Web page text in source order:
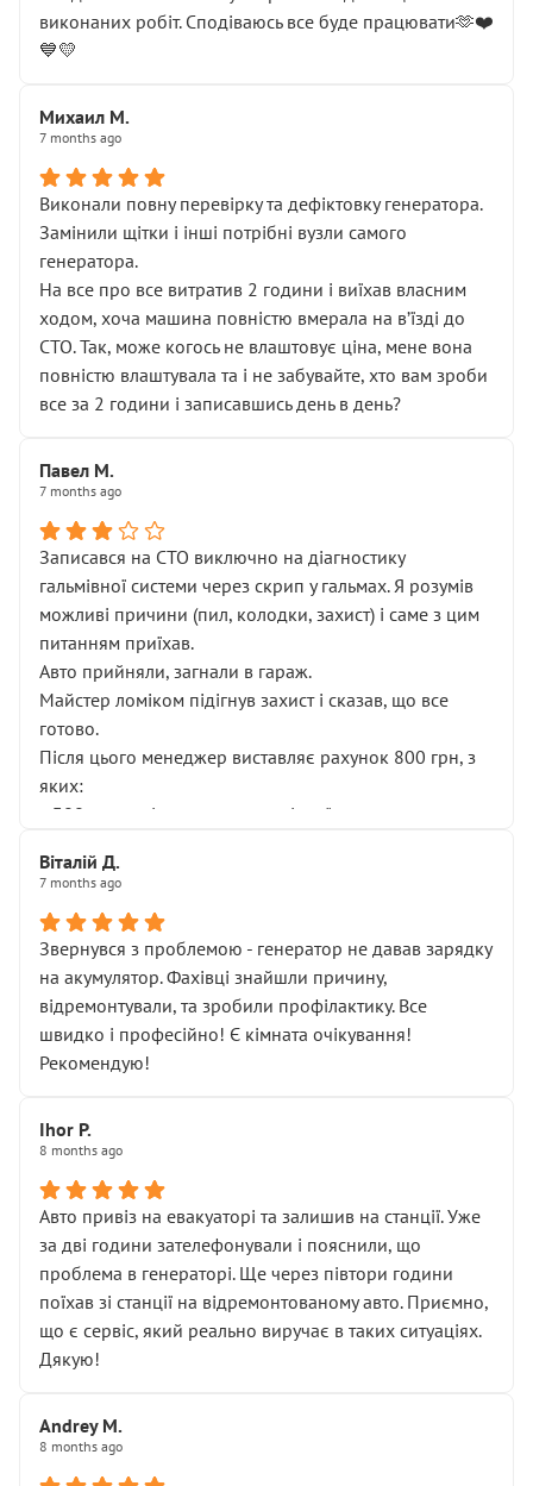
виконаних робіт. Сподіваюсь все буде працювати🫶❤️
💙💛
Михаил М.
7 months ago
Виконали повну перевірку та дефіктовку генератора.
Замінили щітки і інші потрібні вузли самого
генератора.
На все про все витратив 2 години і виїхав власним
ходом, хоча машина повністю вмерала на вʼїзді до
СТО. Так, може когось не влаштовує ціна, мене вона
повністю влаштувала та і не забувайте, хто вам зроби
все за 2 години і записавшись день в день?
Павел М.
7 months ago
Записався на СТО виключно на діагностику
гальмівної системи через скрип у гальмах. Я розумів
можливі причини (пил, колодки, захист) і саме з цим
питанням приїхав.
Авто прийняли, загнали в гараж.
Майстер ломіком підігнув захист і сказав, що все
готово.
Після цього менеджер виставляє рахунок 800 грн, з
яких:
• 300 грн — діагностика гальмівної системи
НЕ погоджував
послуга. Тим більше, я був поруч і жодної реальної
діагностики ходової не проводилось. Після
зауваження гроші за цю “послугу” повернули, що
лише підтвердило мою правоту.
Але головне — я виїжджаю з боксу, і скрип у гальмах
залишився таким самим, як і був. Тобто оплачена
Далі ситуація тільки погіршилась:
• сказали, що тепер “потрібно знімати колеса”
• що біля авто стояти вже не можна
• почали озвучувати купу додаткових робіт без
чіткого пояснення
( ну все зняли та доробили) дякую!
Окремий момент, який виглядає абсурдно:
мені заявили, що бачок гальмівної рідини потрібно
міняти разом із головним гальмівним циліндром у
Для людини, яка хоча б трохи розуміється на техніці,
це звучить як мінімум непрофесійно, а як максимум —
спроба продати дорогий вузол замість елементарних
Віталій Д.
7 months ago
Звернувся з проблемою - генератор не давав зарядку
на акумулятор. Фахівці знайшли причину,
відремонтували, та зробили профілактику. Все
швидко і професійно! Є кімната очікування!
Рекомендую!
Ihor P.
8 months ago
Авто привіз на евакуаторі та залишив на станції. Уже
за дві години зателефонували і пояснили, що
проблема в генераторі. Ще через півтори години
поїхав зі станції на відремонтованому авто. Приємно,
що є сервіс, який реально виручає в таких ситуаціях.
Дякую!
Andrey M.
8 months ago